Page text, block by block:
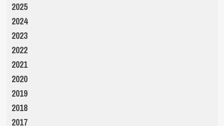
2025
2024
2023
2022
2021
2020
2019
2018
2017